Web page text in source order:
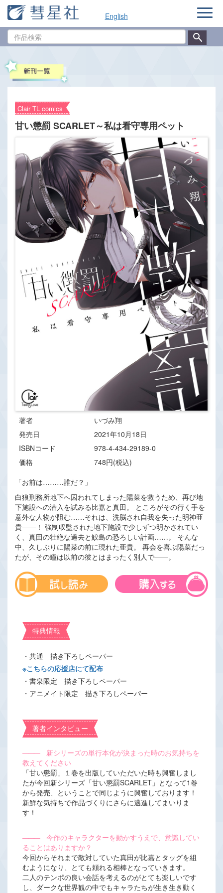
English
品
ナ
ゲ
Clair TL comics
甘い懲罰 SCARLET～私は看守専用ペット
著者
いづみ翔
発売日
2021年10月18日
ISBNコード
978-4-434-29189-0
価格
748円(税込)
「お前は………誰だ？」
白狼刑務所地下へ囚われてしまった陽菜を救うため、再び地
下施設への潜入を試みる比嘉と真田。 ところがその行く手を
意外な人物が阻む……それは、洗脳され自我を失った明神亜
貴――！ 強制収監された地下施設で少しずつ明かされてい
く、真田の壮絶な過去と鮫島の恐ろしい計画……。 そんな
中、久しぶりに陽菜の前に現れた亜貴。 再会を喜ぶ陽菜だっ
たが、その瞳は以前の彼とはまったく別人で――。
特典情報
・共通 描き下ろしペーパー
※こちらの応援店にて配布
・書泉限定 描き下ろしペーパー
・アニメイト限定 描き下ろしペーパー
著者インタビュー
―――新シリーズの単行本化が決まった時のお気持ちを
教えてください
「甘い懲罰」１巻を出版していただいた時も興奮しまし
たが今回新シリーズ「甘い懲罰SCARLET」となって1巻
から発売、ということで同じように興奮しております！
新鮮な気持ちで作品づくりにさらに邁進してまいりま
す！
―――今作のキャラクターを動かすうえで、意識してい
ることはありますか？
今回からそれまで敵対していた真田が比嘉とタッグを組
むようになり、とても頼れる相棒となっていきます。
二人のテンポの良い会話を考えるのがとても楽しいです
し、ダークな世界観の中でもキャラたちが生き生き動く